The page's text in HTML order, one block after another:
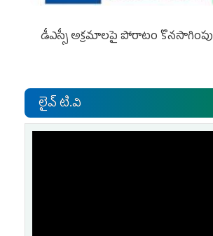
డీఎస్సీ అక్రమాలపై పోరాటం కొనసాగింపు
లైవ్ టి.వి